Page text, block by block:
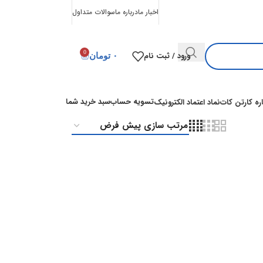
اخبار مادرباره ماسوالات متداول
ورود / ثبت نام ۰ تومان 0
کارتن کاتنماد اعتماد الکترونیکتسویه حسابسبد خرید شما